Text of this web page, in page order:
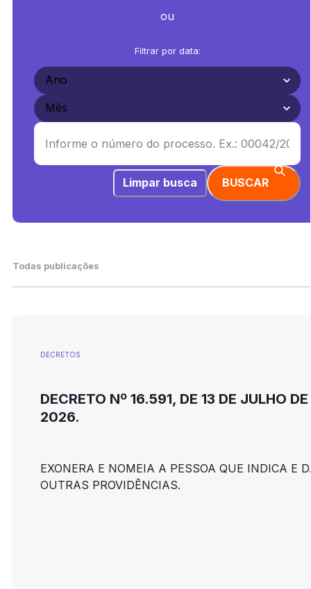
ou
Filtrar por data:
Limpar busca BUSCAR
Todas publicações
DECRETOS
DECRETO Nº 16.591, DE 13 DE JULHO DE
2026.
EXONERA E NOMEIA A PESSOA QUE INDICA E
OUTRAS PROVIDÊNCIAS.